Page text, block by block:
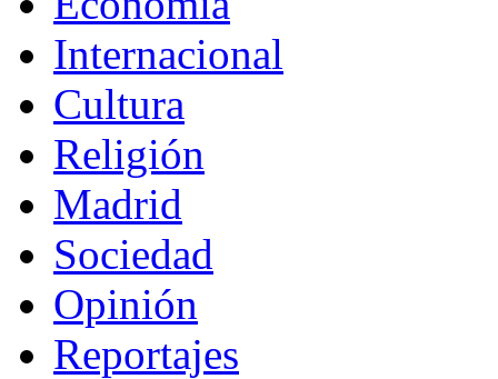
Internacional
Cultura
Religión
Madrid
Sociedad
Opinión
Reportajes